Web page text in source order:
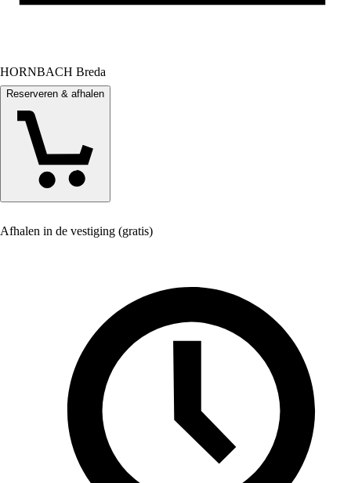
HORNBACH Breda
Reserveren & afhalen
Afhalen in de vestiging (gratis)